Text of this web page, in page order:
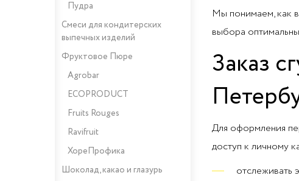
Мы понимаем, как
выбора
Заказ
Для оформления
доступ к личному
отслеживать
Пудра
Смеси для кондитерских
выпечных изделий
Фруктовое Пюре
Agrobar
ECOPRODUCT
Fruits Rouges
Ravifruit
ХореПрофика
Шоколад, какао и глазурь